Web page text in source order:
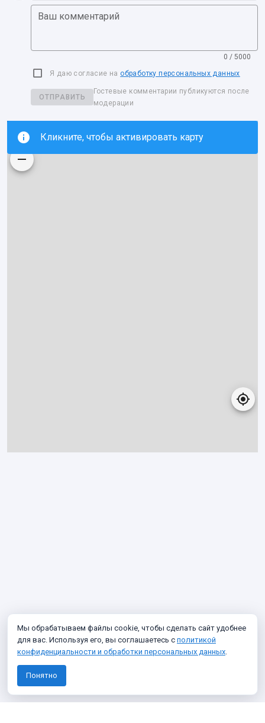
Ваш комментарий
0 / 5000
Я даю согласие на обработку персональных данных
ОТПРАВИТЬ
Гостевые комментарии публикуются после
модерации
Кликните, чтобы активировать карту
Мы обрабатываем файлы cookie, чтобы сделать сайт удобнее
для вас. Используя его, вы соглашаетесь с политикой
конфиденциальности и обработки персональных данных.
Понятно